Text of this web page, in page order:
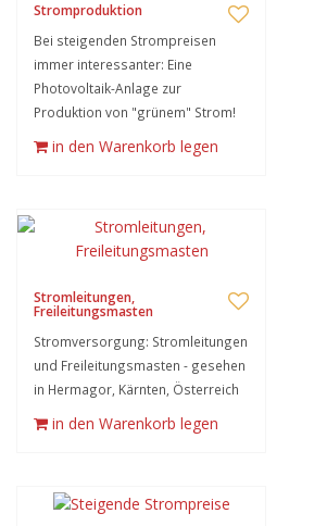
Stromproduktion
Bei steigenden Strompreisen
immer interessanter: Eine
Photovoltaik-Anlage zur
Produktion von "grünem" Strom!
in den Warenkorb legen
Stromleitungen,
Freileitungsmasten
Stromversorgung: Stromleitungen
und Freileitungsmasten - gesehen
in Hermagor, Kärnten, Österreich
in den Warenkorb legen